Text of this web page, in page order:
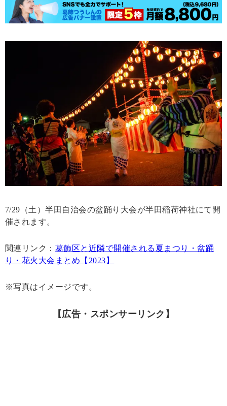
7/29（土）半田自治会の盆踊り大会が半田稲荷神社にて開
催されます。
関連リンク： 葛飾区と近隣で開催される夏まつり・盆踊
り・花火大会まとめ【2023】
※写真はイメージです。
【広告・スポンサーリンク】